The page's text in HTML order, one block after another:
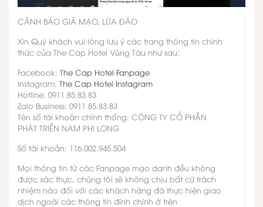
CẢNH BÁO GIẢ MẠO, LỪA ĐẢO
Xin Quý khách vui lòng lưu ý các trang thông tin chính
thức của The Cap Hotel Vũng Tàu như sau:
Facebook: The Cap Hotel Fanpage
Instagram: The Cap Hotel Instagram
Hotline: 0911.85.83.83
Zalo Business: 0911.85.83.83
Tên số tài khoản chính thống: CÔNG TY CỔ PHẦN
PHÁT TRIỂN NAM PHI LONG
Số tài khoản: 116.002.945.504
Mọi thông tin từ các Fanpage mạo danh đều không
được xác thực, chúng tôi sẽ không chịu bất cứ trách
nhiệm nào đối với các khách hàng đã thực hiện giao
dịch ngoài các thông tin đính chính ở trên